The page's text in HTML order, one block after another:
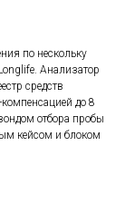
по нескольку
Анализатор
средств
до 8
отбора пробы
кейсом и блоком